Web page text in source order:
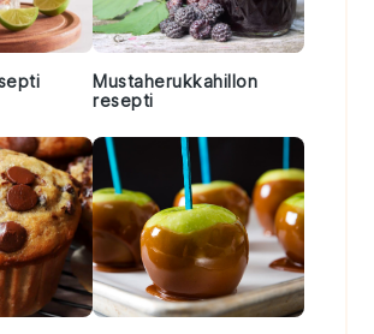
Mustaherukkahillon
resepti